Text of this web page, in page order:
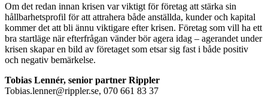
Om det redan innan krisen var viktigt för företag att stärka sin
hållbarhetsprofil för att attrahera både anställda, kunder och kapital
kommer det att bli ännu viktigare efter krisen. Företag som vill ha ett
bra startläge när efterfrågan vänder bör agera idag – agerandet under
krisen skapar en bild av företaget som etsar sig fast i både positiv
och negativ bemärkelse.
Tobias Lennér, senior partner Rippler
Tobias.lenner@rippler.se, 070 661 83 37